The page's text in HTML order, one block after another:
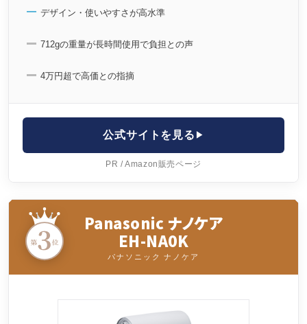
デザイン・使いやすさが高水準
712gの重量が長時間使用で負担との声
4万円超で高価との指摘
公式サイトを見る
PR / Amazon販売ページ
Panasonic ナノケア
EH-NA0K
パナソニック ナノケア